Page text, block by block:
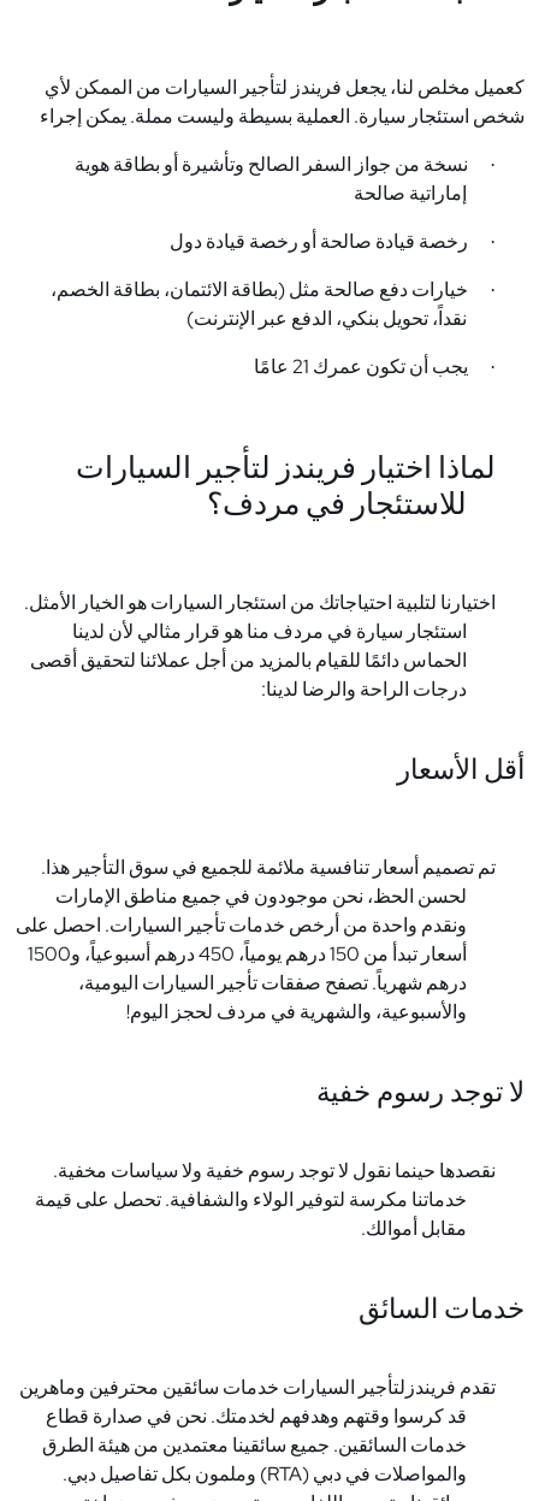
كعميل مخلص لنا، يجعل فريندز لتأجير السيارات من الممكن لأي
شخص استئجار سيارة. العملية بسيطة وليست مملة. يمكن إجراء
بسهولة عبر مكالمة هاتفية، تطبيق ويب، أو
تطبيق محمول. فيما يلي الوثائق المطلوبة لاستئجار سيارة في
·
نسخة من جواز السفر الصالح وتأشيرة أو بطاقة هوية
إماراتية صالحة
· رخصة قيادة صالحة أو رخصة قيادة دول
·
خيارات دفع صالحة مثل (بطاقة الائتمان، بطاقة الخصم،
نقداً، تحويل بنكي، الدفع عبر الإنترنت)
· يجب أن تكون عمرك 21 عامًا
لماذا اختيار فريندز لتأجير السيارات
للاستئجار في مردف؟
اختيارنا لتلبية احتياجاتك من استئجار السيارات هو الخيار الأمثل.
استئجار سيارة في مردف منا هو قرار مثالي لأن لدينا
الحماس دائمًا للقيام بالمزيد من أجل عملائنا لتحقيق أقصى
درجات الراحة والرضا لدينا:
أقل الأسعار
تم تصميم أسعار تنافسية ملائمة للجميع في سوق التأجير هذا.
لحسن الحظ، نحن موجودون في جميع مناطق الإمارات
ونقدم واحدة من أرخص خدمات تأجير السيارات. احصل على
أسعار تبدأ من 150 درهم يومياً، 450 درهم أسبوعياً، و1500
درهم شهرياً. تصفح صفقات تأجير السيارات اليومية،
والأسبوعية، والشهرية في مردف لحجز اليوم!
لا توجد رسوم خفية
نقصدها حينما نقول لا توجد رسوم خفية ولا سياسات مخفية.
خدماتنا مكرسة لتوفير الولاء والشفافية. تحصل على قيمة
مقابل أموالك.
خدمات السائق
تقدم فريندزلتأجير السيارات خدمات سائقين محترفين وماهرين
قد كرسوا وقتهم وهدفهم لخدمتك. نحن في صدارة قطاع
خدمات السائقين. جميع سائقينا معتمدين من هيئة الطرق
والمواصلات في دبي (RTA) وملمون بكل تفاصيل دبي.